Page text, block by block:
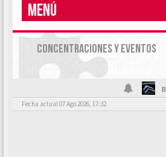
MENÚ
CONCENTRACIONES Y EVENTOS
Fecha actual 07 Ago 2026, 17:32